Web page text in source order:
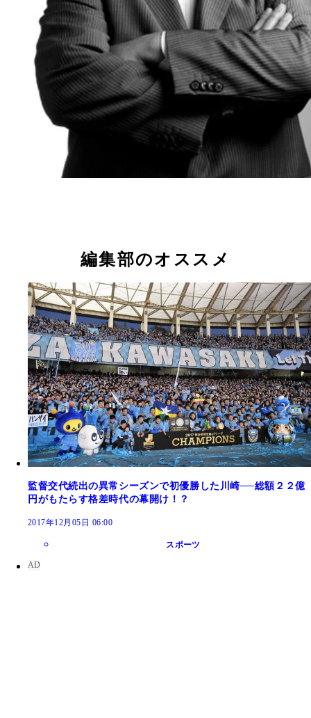
編集部のオススメ
監督交代続出の異常シーズンで初優勝した川崎──総額２２億
円がもたらす格差時代の幕開け！？
2017年12月05日 06:00
スポーツ